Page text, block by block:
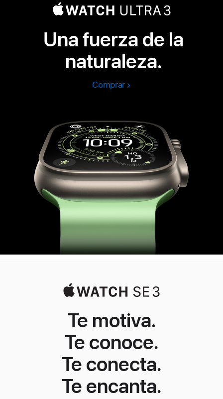
Una fuerza de la
naturaleza.
ComprarApple
3
Te motiva.
Te conoce.
Te conecta.
Te encanta.